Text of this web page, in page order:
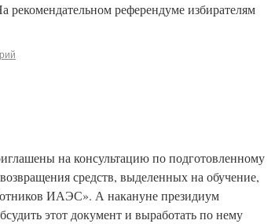
референдуме избирателям
на консультацию по подготовленному
средств, выделенных на обучение,
ИАЭС». А накануне президиум
этот документ и выработать по нему